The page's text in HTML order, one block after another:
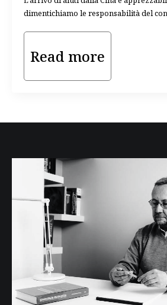
dimentichiamo le responsabilità del
Read more